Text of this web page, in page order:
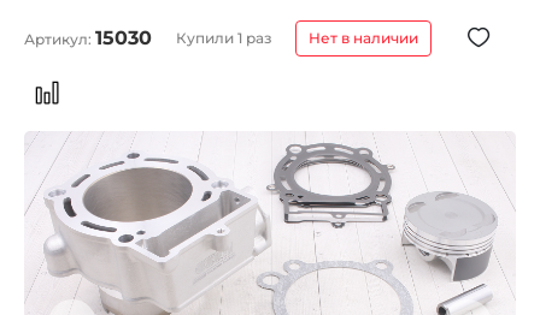
Артикул: 15030 Купили 1 раз Нет в наличии